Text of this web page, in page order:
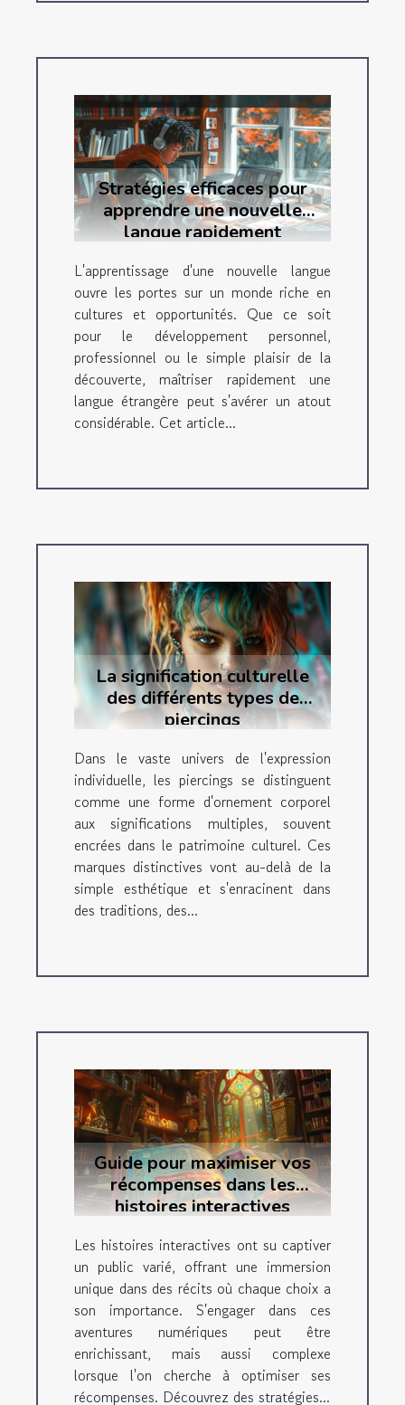
Stratégies efficaces pour
apprendre une nouvelle
langue rapidement
L'apprentissage d'une nouvelle langue
ouvre les portes sur un monde riche en
cultures et opportunités. Que ce soit
pour le développement personnel,
professionnel ou le simple plaisir de la
découverte, maîtriser rapidement une
langue étrangère peut s'avérer un atout
considérable. Cet article...
La signification culturelle
des différents types de
piercings
Dans le vaste univers de l'expression
individuelle, les piercings se distinguent
comme une forme d'ornement corporel
aux significations multiples, souvent
encrées dans le patrimoine culturel. Ces
marques distinctives vont au-delà de la
simple esthétique et s'enracinent dans
des traditions, des...
Guide pour maximiser vos
récompenses dans les
histoires interactives
Les histoires interactives ont su captiver
un public varié, offrant une immersion
unique dans des récits où chaque choix a
son importance. S'engager dans ces
aventures numériques peut être
enrichissant, mais aussi complexe
lorsque l'on cherche à optimiser ses
récompenses. Découvrez des stratégies...